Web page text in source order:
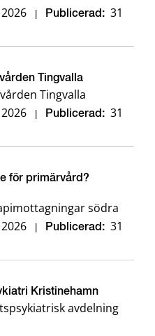
Publicerad: 31
Tingvalla
Tingvalla
Publicerad: 31
för primärvård?
södra
Publicerad: 31
Kristinehamn
avdelning